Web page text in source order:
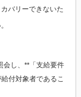
バリーできないた
会し、**「支給要件
付対象者であるこ